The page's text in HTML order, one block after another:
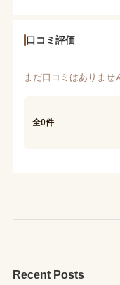
口コミ評価
まだ口コミはありませ
全0件
Recent Posts